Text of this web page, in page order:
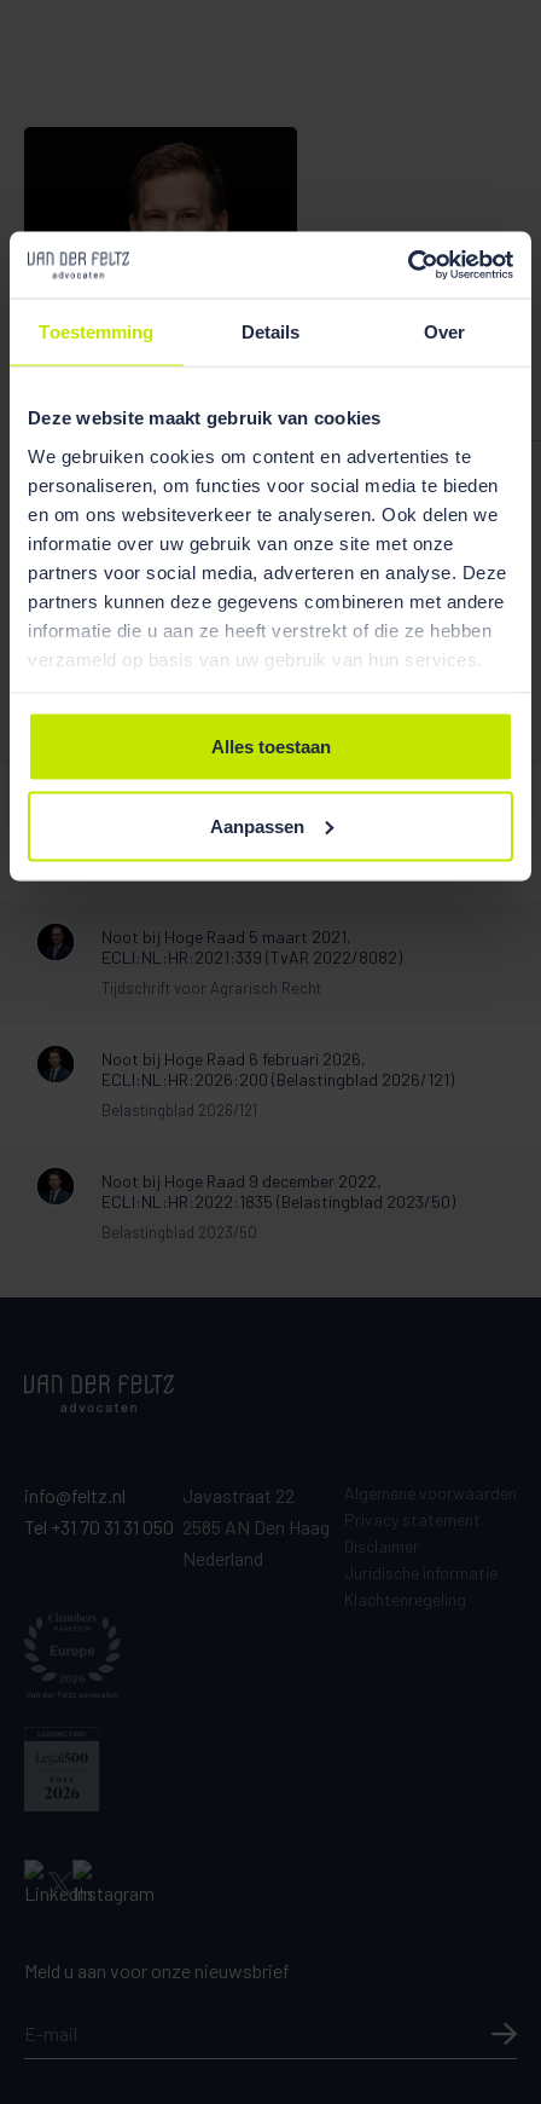
Toestemming Details Over
Deze website maakt gebruik van cookies
We gebruiken cookies om content en advertenties te
personaliseren, om functies voor social media te bieden
en om ons websiteverkeer te analyseren. Ook delen we
informatie over uw gebruik van onze site met onze
partners voor social media, adverteren en analyse. Deze
partners kunnen deze gegevens combineren met andere
informatie die u aan ze heeft verstrekt of die ze hebben
verzameld op basis van uw gebruik van hun services.
Alles toestaan
Aanpassen
Willem Bosma
Publicaties
Noot bij Hoge Raad 31 januari 2025,
ECLI:NL:HR:2025:162 (Jurisprudentie Burgerlijk
Procesrecht 2025/35)
Noot bij Hoge Raad 5 maart 2021,
ECLI:NL:HR:2021:339 (TvAR 2022/8082)
Tijdschrift voor Agrarisch Recht
Noot bij Hoge Raad 6 februari 2026,
ECLI:NL:HR:2026:200 (Belastingblad 2026/121)
Belastingblad 2026/121
Noot bij Hoge Raad 9 december 2022,
ECLI:NL:HR:2022:1835 (Belastingblad 2023/50)
Belastingblad 2023/50
info@feltz.nl
Tel +31 70 31 31 050
Javastraat 22
2585 AN Den Haag
Nederland
Algemene voorwaarden
Privacy statement
Disclaimer
Juridische informatie
Klachtenregeling
Meld u aan voor onze nieuwsbrief